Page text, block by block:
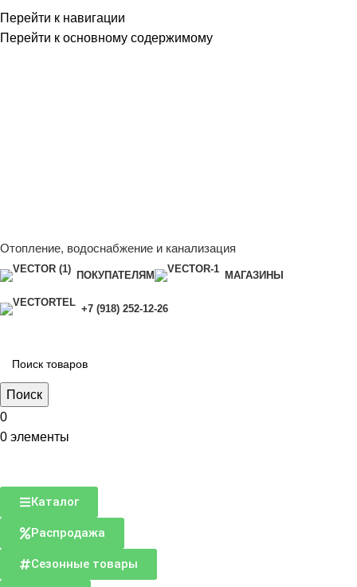
Перейти к навигации
Перейти к основному содержимому
Отопление, водоснабжение и канализация
ПОКУПАТЕЛЯМ МАГАЗИНЫ
+7 (918) 252-12-26
Поиск
0
0 элементы
Каталог
Распродажа
Сезонные товары